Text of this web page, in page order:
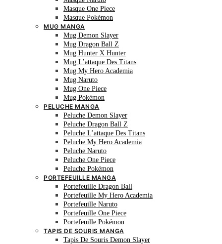
Masque One Piece
Masque Pokémon
MUG MANGA
Mug Demon Slayer
Mug Dragon Ball Z
Mug Hunter X Hunter
Mug L’attaque Des Titans
Mug My Hero Academia
Mug Naruto
Mug One Piece
Mug Pokémon
PELUCHE MANGA
Peluche Demon Slayer
Peluche Dragon Ball Z
Peluche L’attaque Des Titans
Peluche My Hero Academia
Peluche Naruto
Peluche One Piece
Peluche Pokémon
PORTEFEUILLE MANGA
Portefeuille Dragon Ball
Portefeuille My Hero Academia
Portefeuille Naruto
Portefeuille One Piece
Portefeuille Pokémon
TAPIS DE SOURIS MANGA
Tapis De Souris Demon Slayer